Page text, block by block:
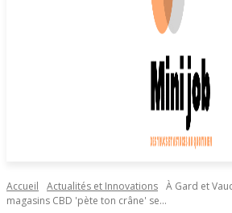
Accueil Actualités et Innovations À Gard et
magasins CBD 'pète ton crâne' se...